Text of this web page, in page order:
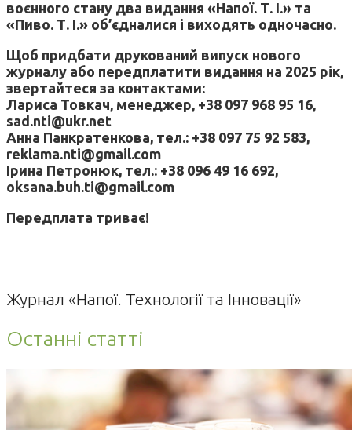
воєнного стану два видання «Напої. Т. І.» та
«Пиво. Т. І.» об’єдналися і виходять одночасно.
Щоб придбати друкований випуск нового
журналу або передплатити видання на 2025 рік,
звертайтеся за контактами:
Лариса Товкач, менеджер, +38 097 968 95 16,
sad.nti@ukr.net
Анна Панкратенкова, тел.: +38 097 75 92 583,
reklama.nti@gmail.com
Ірина Петронюк, тел.: +38 096 49 16 692,
oksana.buh.ti@gmail.com
Передплата триває!
Журнал «Напої. Технології та Інновації»
Останні статті